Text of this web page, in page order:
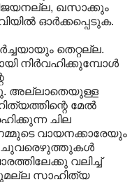
ഖസാക്കും
ഓര്‍ക്കപ്പെടുക.
തെറ്റല്ല.
നിര്‍വഹിക്കുമ്പോള്‍
അല്ലാതെയുള്ള
മേല്‍
ചില
വായനക്കാരേയും
ചുവരെഴുത്തുകള്‍
വലിച്ച്
സാഹിത്യ